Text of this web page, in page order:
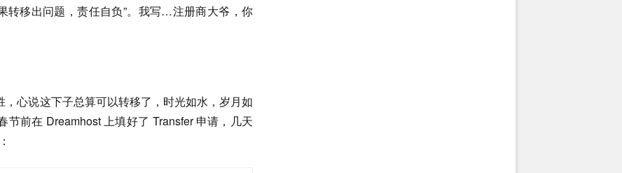
转移出问题，责任自负”。我写…注册商大爷，你
心说这下子总算可以转移了，时光如水，岁月如
前在 Dreamhost 上填好了 Transfer 申请，几天